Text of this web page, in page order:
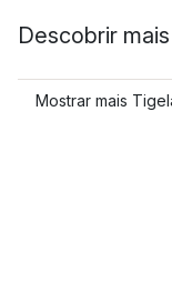
Descobrir mais
Mostrar mais